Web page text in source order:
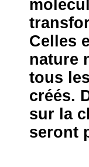
Celles
nature
tous
créés.
sur la
seront